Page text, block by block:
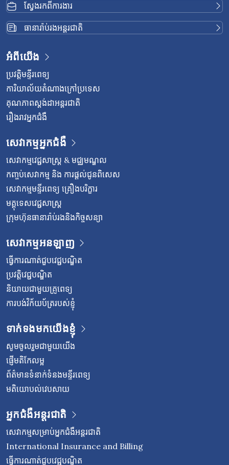
ស្វែងរកពីការងារ
ធានារ៉ាប់រងអន្តរជាតិ
អំពីយើង
ប្រវត្តិមន្ទីរពេទ្យ
ការិយាល័យតំណាងក្រៅប្រទេស
គុណភាពស្តង់ដាអន្តរជាតិ
រឿងរាវអ្នកជំងឺ
សេវាកម្មអ្នកជំងឺ
សេវាកម្មវេជ្ជសាស្រ្ត & មជ្ឈមណ្ឌល
កញ្ចប់សេវាកម្ម និង ការផ្តល់ជូនពិសេស
សេវាកម្មមន្ទីរពេទ្យ គ្រឿងបរិក្ខារ
មគ្គុទេសវេជ្ជសាស្ត្រ
ក្រុមហ៊ុនធានារ៉ាប់រងនិងកិច្ចសន្យា
សេវាកម្មអនឡាញ
ធ្វើការណាត់ជួបវេជ្ជបណ្ឌិត
ប្រវត្តិវេជ្ជបណ្ឌិត
និយាយជាមួយគ្រូពេទ្យ
ការបង់វិក័យប័ត្ររបស់ខ្ញុំ
ទាក់ទងមកយើងខ្ញុំ
សូមចូលរួមជាមួយយើង
ផ្ញើមតិកែលម្អ
ព័ត៌មានទំនាក់ទំនងមន្ទីរពេទ្យ
មតិយោបល់វេបសាយ
អ្នកជំងឺអន្តរជាតិ
សេវាកម្មសម្រាប់អ្នកជំងឺអន្តរជាតិ
International Insurance and Billing
ធ្វើការណាត់ជួបវេជ្ជបណ្ឌិត